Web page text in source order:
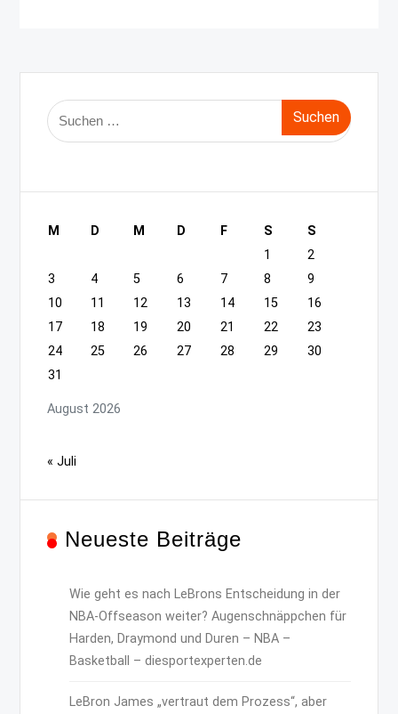
Suche
nach:
August 2026
M D M D F S
S
1
2
3
4 5 6 7 8
9
10
11 12 13 14 15
16
17
18 19 20 21 22
23
24
25 26 27 28 29
30
31
« Juli
Neueste Beiträge
Wie geht es nach LeBrons Entscheidung in der
NBA-Offseason weiter? Augenschnäppchen für
Harden, Draymond und Duren – NBA –
Basketball – diesportexperten.de
LeBron James „vertraut dem Prozess“, aber